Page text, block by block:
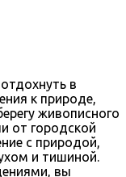
в
к природе,
живописного
от городской
с природой,
и тишиной.
вы